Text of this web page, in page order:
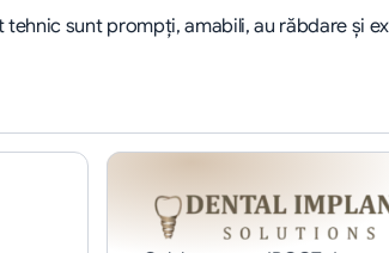
sunt prompți, amabili, au răbdare și